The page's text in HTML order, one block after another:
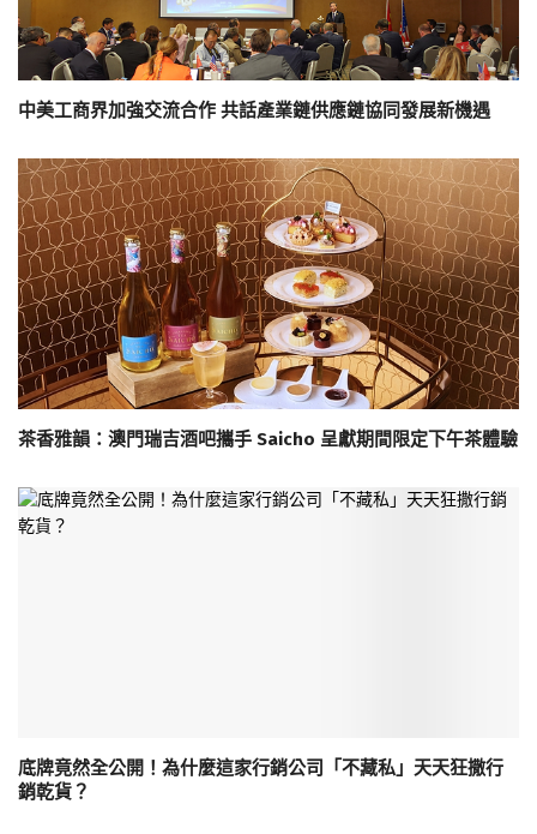
中美工商界加強交流合作 共話產業鏈供應鏈協同發展新機遇
茶香雅韻：澳門瑞吉酒吧攜手 Saicho 呈獻期間限定下午茶體驗
底牌竟然全公開！為什麼這家行銷公司「不藏私」天天狂撒行
銷乾貨？